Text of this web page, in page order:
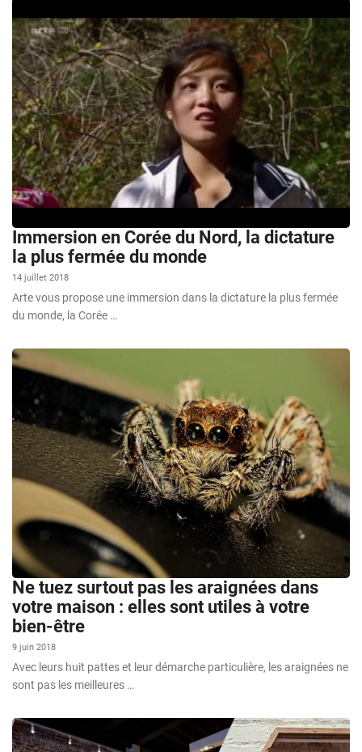
Immersion en Corée du Nord, la dictature
la plus fermée du monde
14 juillet 2018
Arte vous propose une immersion dans la dictature la plus fermée
du monde, la Corée …
Ne tuez surtout pas les araignées dans
votre maison : elles sont utiles à votre
bien-être
9 juin 2018
Avec leurs huit pattes et leur démarche particulière, les araignées ne
sont pas les meilleures …